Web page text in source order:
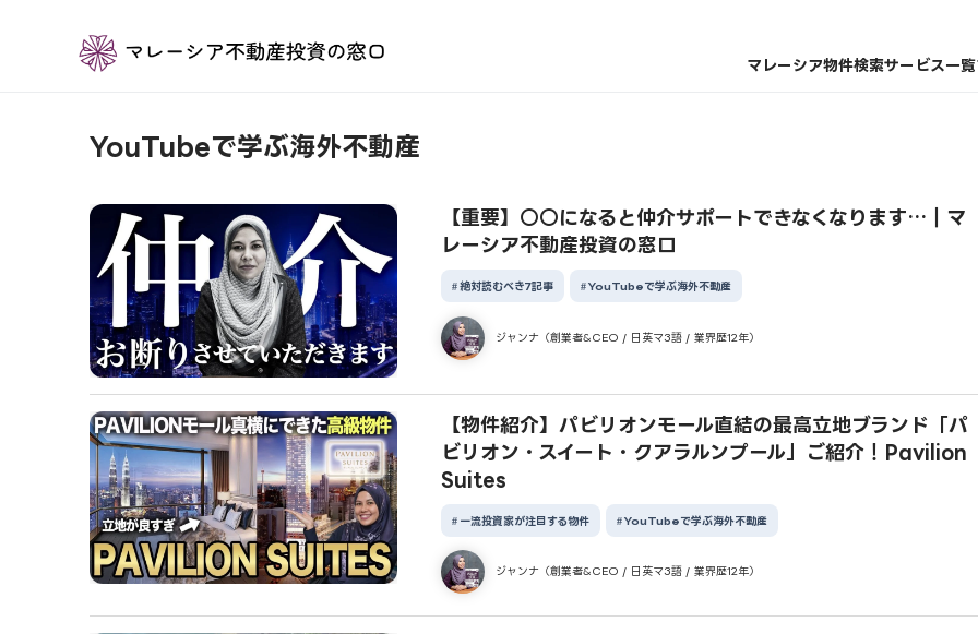
マレーシア物件検索サービス一覧
YouTubeで学ぶ海外不動産
【重要】○○になると仲介サポートできなくなります…｜マ
レーシア不動産投資の窓口
絶対読むべき7記事 YouTubeで学ぶ海外不動産
ジャンナ（創業者&CEO / 日英マ3語 / 業界歴12年）
【物件紹介】パビリオンモール直結の最高立地ブランド「パ
ビリオン・スイート・クアラルンプール」ご紹介！Pavilion
Suites
一流投資家が注目する物件 YouTubeで学ぶ海外不動産
ジャンナ（創業者&CEO / 日英マ3語 / 業界歴12年）